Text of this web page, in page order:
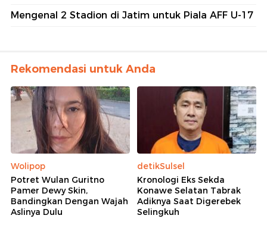
Mengenal 2 Stadion di Jatim untuk Piala AFF U-17
Rekomendasi untuk Anda
Wolipop
Potret Wulan Guritno
Pamer Dewy Skin,
Bandingkan Dengan Wajah
Aslinya Dulu
detikSulsel
Kronologi Eks Sekda
Konawe Selatan Tabrak
Adiknya Saat Digerebek
Selingkuh